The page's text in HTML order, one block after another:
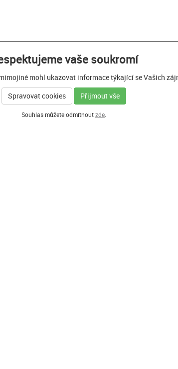
vaše soukromí
mohl ukazovat informace týkající se Vašich
Spravovat cookies
Přijmout vše
Souhlas můžete odmítnoutzde